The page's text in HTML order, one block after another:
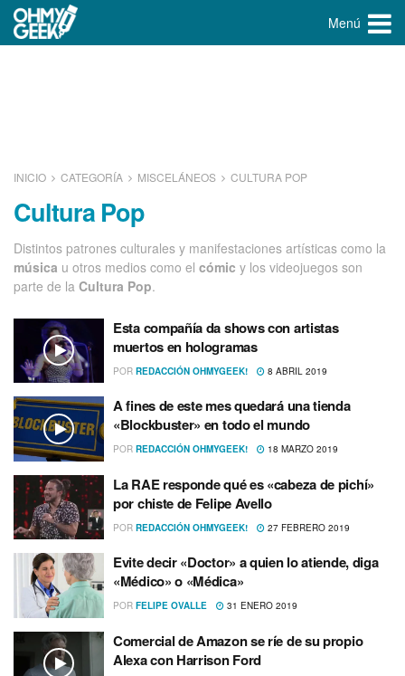
Menú
INICIO CATEGORÍA MISCELÁNEOS CULTURA POP
Cultura Pop
Distintos patrones culturales y manifestaciones artí­sticas como la
música u otros medios como el cómic y los videojuegos son
parte de la Cultura Pop.
Esta compañí­a da shows con artistas
muertos en hologramas
POR REDACCIÓN OHMYGEEK! 8 ABRIL 2019
A fines de este mes quedará una tienda
«Blockbuster» en todo el mundo
POR REDACCIÓN OHMYGEEK! 18 MARZO 2019
La RAE responde qué es «cabeza de pichí­»
por chiste de Felipe Avello
POR REDACCIÓN OHMYGEEK! 27 FEBRERO 2019
Evite decir «Doctor» a quien lo atiende, diga
«Médico» o «Médica»
POR FELIPE OVALLE 31 ENERO 2019
Comercial de Amazon se rí­e de su propio
Alexa con Harrison Ford